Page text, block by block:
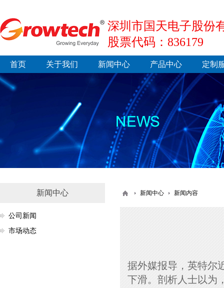
深圳市国天电子股份
股票代码：836179
首页 关于我们 新闻中心 产品中心 定制
新闻中心
公司新闻
市场动态
新闻中心 新闻内容
据外媒报导，英特尔
下滑。剖析人士以为